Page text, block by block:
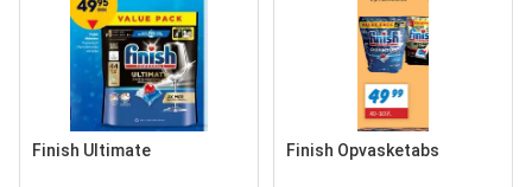
Finish Ultimate Finish Opvasketabs